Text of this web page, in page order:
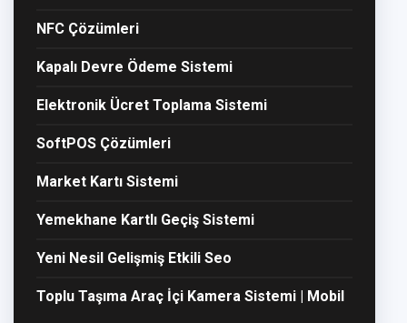
NFC Çözümleri
Kapalı Devre Ödeme Sistemi
Elektronik Ücret Toplama Sistemi
SoftPOS Çözümleri
Market Kartı Sistemi
Yemekhane Kartlı Geçiş Sistemi
Yeni Nesil Gelişmiş Etkili Seo
Toplu Taşıma Araç İçi Kamera Sistemi | Mobil